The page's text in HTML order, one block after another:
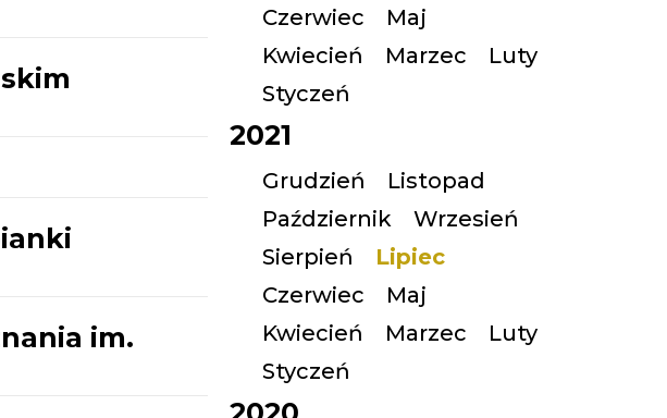
im.
Czerwiec
Maj
Kwiecień
Marzec
Luty
Styczeń
2021
Grudzień
Listopad
Październik
Wrzesień
Sierpień
Lipiec
Czerwiec
Maj
Kwiecień
Marzec
Luty
Styczeń